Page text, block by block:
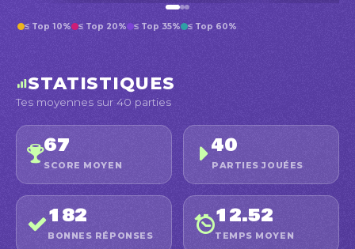
≤ Top 10% ≤ Top 20% ≤ Top 35% ≤ Top 60%
STATISTIQUES
Tes moyennes sur 40 parties
67
SCORE MOYEN
40
PARTIES JOUÉES
182
BONNES RÉPONSES
12.52
TEMPS MOYEN